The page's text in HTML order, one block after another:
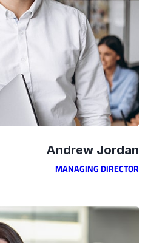
Andrew Jordan
MANAGING DIRECTOR